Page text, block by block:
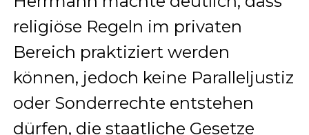
religiöse Regeln im privaten
Bereich praktiziert werden
können, jedoch keine Paralleljustiz
oder Sonderrechte entstehen
dürfen, die staatliche Gesetze